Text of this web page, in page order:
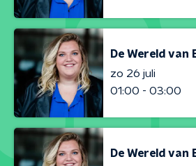
De Wereld van
zo 26 juli
01:00 - 03:00
De Wereld van